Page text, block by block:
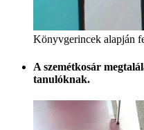
Könyvgerincek alapján
A szemétkosár
tanulóknak.